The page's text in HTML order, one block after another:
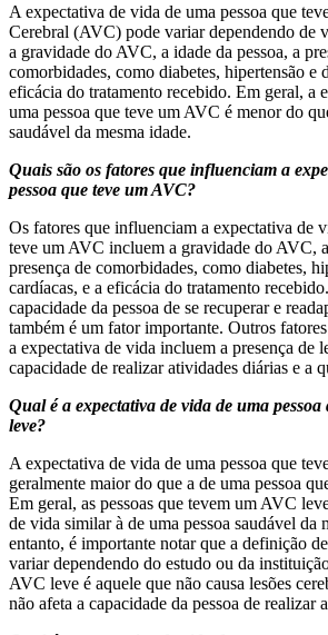
A expectativa de vida de uma pessoa que
Cerebral (AVC) pode variar dependendo de
a gravidade do AVC, a idade da pessoa, a
comorbidades, como diabetes, hipertensão e
eficácia do tratamento recebido. Em geral, a
uma pessoa que teve um AVC é menor do
saudável da mesma idade.
Quais são os fatores que influenciam a
pessoa que teve um AVC?
Os fatores que influenciam a expectativa de
teve um AVC incluem a gravidade do AVC,
presença de comorbidades, como diabetes,
cardíacas, e a eficácia do tratamento
capacidade da pessoa de se recuperar e
também é um fator importante. Outros
a expectativa de vida incluem a presença de
capacidade de realizar atividades diárias e a
Qual é a expectativa de vida de uma
leve?
A expectativa de vida de uma pessoa que
geralmente maior do que a de uma pessoa
Em geral, as pessoas que tevem um AVC
de vida similar à de uma pessoa saudável da
entanto, é importante notar que a definição
variar dependendo do estudo ou da
AVC leve é aquele que não causa lesões
não afeta a capacidade da pessoa de realizar